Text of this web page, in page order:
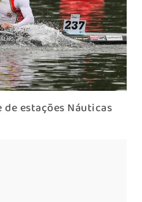
estações Náuticas